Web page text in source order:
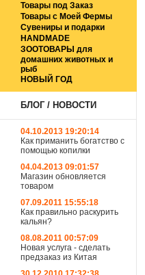
Товары под Заказ
Товары с Моей Фермы
Сувениры и подарки
HANDMADE
ЗООТОВАРЫ для
домашних животных и
рыб
НОВЫЙ ГОД
БЛОГ / НОВОСТИ
04.10.2013 19:20:14
Как приманить богатство с
помощью копилки
04.04.2013 09:01:57
Магазин обновляется
товаром
07.09.2011 15:55:18
Как правильно раскурить
кальян?
08.08.2011 00:57:09
Новая услуга - сделать
предзаказ из Китая